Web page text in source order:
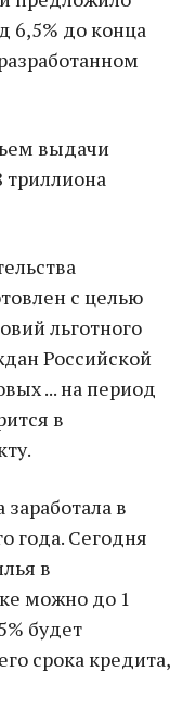
6,5% до конца
выдачи
триллиона
с целью
льготного
Российской
... на период
в
в
года. Сегодня
в
можно до 1
будет
срока кредита,